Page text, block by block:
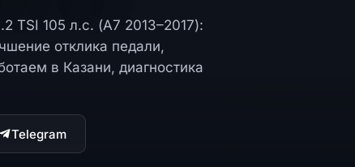
TSI 105 л.с. (A7 2013–2017):
отклика педали,
в Казани, диагностика
Telegram